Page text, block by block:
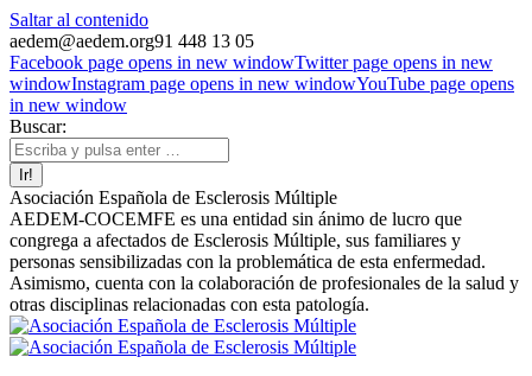
Saltar al contenido
aedem@aedem.org91 448 13 05
Facebook page opens in new windowTwitter page opens in new
windowInstagram page opens in new windowYouTube page opens
in new window
Buscar:
Asociación Española de Esclerosis Múltiple
AEDEM-COCEMFE es una entidad sin ánimo de lucro que
congrega a afectados de Esclerosis Múltiple, sus familiares y
personas sensibilizadas con la problemática de esta enfermedad.
Asimismo, cuenta con la colaboración de profesionales de la salud y
otras disciplinas relacionadas con esta patología.